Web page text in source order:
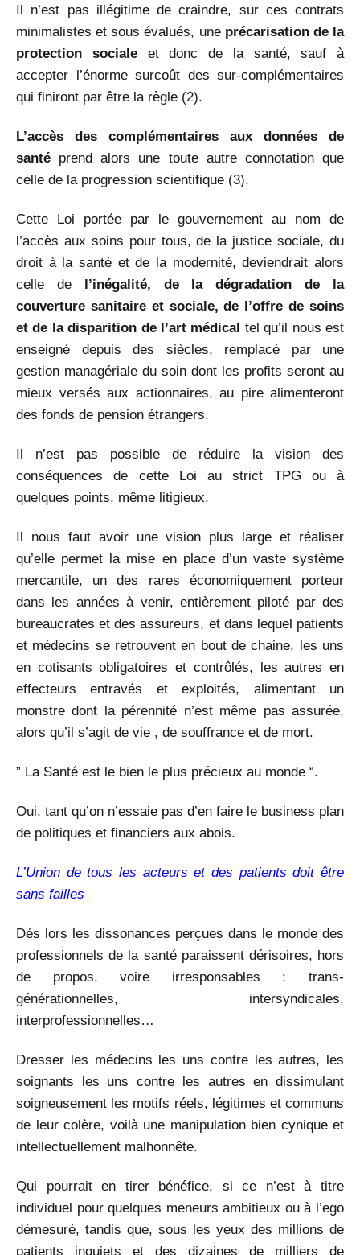
Il n’est pas illégitime de craindre, sur ces contrats
minimalistes et sous évalués, une précarisation de la
protection socialeet donc de la santé, sauf à
accepter l’énorme surcoût des sur-complémentaires
qui finiront par être la règle (2).
L’accès des complémentaires aux données de
santé prend alors une toute autre connotation que
celle de la progression scientifique (3).
Cette Loi portée par le gouvernement au nom de
l’accès aux soins pour tous, de la justice sociale, du
droit à la santé et de la modernité, deviendrait alors
celle de l’inégalité, de la dégradation de la
couverture sanitaire et sociale, de l’offre de soins
et de la disparition de l’art médical tel qu’il nous est
enseigné depuis des siècles, remplacé par une
gestion managériale du soin dont les profits seront au
mieux versés aux actionnaires, au pire alimenteront
des fonds de pension étrangers.
Il n’est pas possible de réduire la vision des
conséquences de cette Loi au strict TPG ou à
quelques points, même litigieux.
Il nous faut avoir une vision plus large et réaliser
qu’elle permet la mise en place d’un vaste système
mercantile, un des rares économiquement porteur
dans les années à venir, entièrement piloté par des
bureaucrates et des assureurs, et dans lequel patients
et médecins se retrouvent en bout de chaine, les uns
en cotisants obligatoires et contrôlés, les autres en
effecteurs entravés et exploités, alimentant un
monstre dont la pérennité n’est même pas assurée,
alors qu’il s’agit de vie , de souffrance et de mort.
” La Santé est le bien le plus précieux au monde “.
Oui, tant qu’on n’essaie pas d’en faire le business plan
de politiques et financiers aux abois.
L’Union de tous les acteurs et des patients doit être
sans failles
Dés lors les dissonances perçues dans le monde des
professionnels de la santé paraissent dérisoires, hors
de propos, voire irresponsables : trans-
générationnelles, intersyndicales,
interprofessionnelles…
Dresser les médecins les uns contre les autres, les
soignants les uns contre les autres en dissimulant
soigneusement les motifs réels, légitimes et communs
de leur colère, voilà une manipulation bien cynique et
intellectuellement malhonnête.
Qui pourrait en tirer bénéfice, si ce n’est à titre
individuel pour quelques meneurs ambitieux ou à l’ego
démesuré, tandis que, sous les yeux des millions de
patients inquiets et des dizaines de milliers de